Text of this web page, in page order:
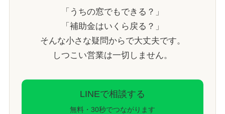
「うちの窓でもできる？」
「補助金はいくら戻る？」
そんな小さな疑問からで大丈夫です。
しつこい営業は一切しません。
LINEで相談する
無料・30秒でつながります